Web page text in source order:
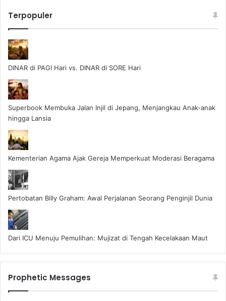
Terpopuler
DINAR di PAGI Hari vs. DINAR di SORE Hari
Superbook Membuka Jalan Injil di Jepang, Menjangkau Anak-anak
hingga Lansia
Kementerian Agama Ajak Gereja Memperkuat Moderasi Beragama
Pertobatan Billy Graham: Awal Perjalanan Seorang Penginjil Dunia
Dari ICU Menuju Pemulihan: Mujizat di Tengah Kecelakaan Maut
Prophetic Messages